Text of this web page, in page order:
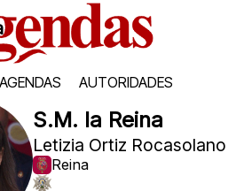
AGENDAS AUTORIDADES
S.M. la Reina
Letizia Ortiz Rocasolano
Reina